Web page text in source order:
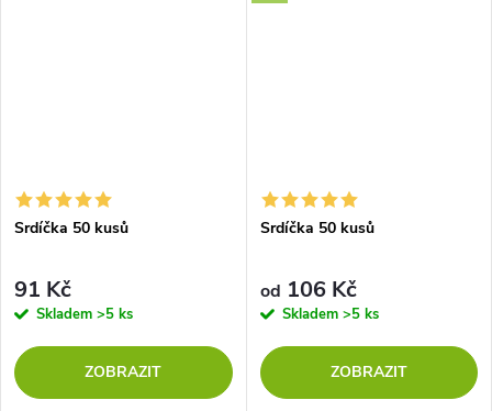
Srdíčka 50 kusů
91 Kč
Skladem >5 ks
ZOBRAZIT
Srdíčka 50 kusů
od 106 Kč
Skladem >5 ks
ZOBRAZIT